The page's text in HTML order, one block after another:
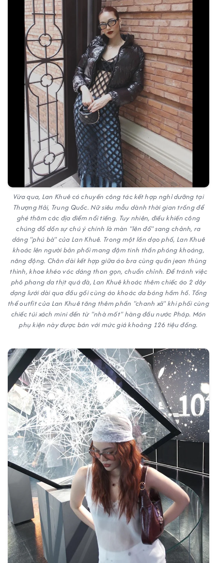
Vừa qua, Lan Khuê có chuyến công tác kết hợp nghỉ dưỡng tại
Thượng Hải, Trung Quốc. Nữ siêu mẫu dành thời gian trống để
ghé thăm các địa điểm nổi tiếng. Tuy nhiên, điều khiến công
chúng đổ dồn sự chú ý chính là màn "lên đồ" sang chảnh, ra
dáng "phú bà" của Lan Khuê. Trong một lần dạo phố, Lan Khuê
khoác lên người bản phối mang đậm tinh thần phóng khoáng,
năng động. Chân dài kết hợp giữa áo bra cùng quần jean thùng
thình, khoe khéo vóc dáng thon gọn, chuẩn chỉnh. Để tránh việc
phô phang da thịt quá đà, Lan Khuê khoác thêm chiếc áo 2 dây
dạng lưới dài qua đầu gối cùng áo khoác da bóng hầm hố. Tổng
thể outfit của Lan Khuê tăng thêm phần "chanh xả" khi phối cùng
chiếc túi xách mini đến từ "nhà mốt" hàng đầu nước Pháp. Món
phụ kiện này được bán với mức giá khoảng 126 tiệu đồng.